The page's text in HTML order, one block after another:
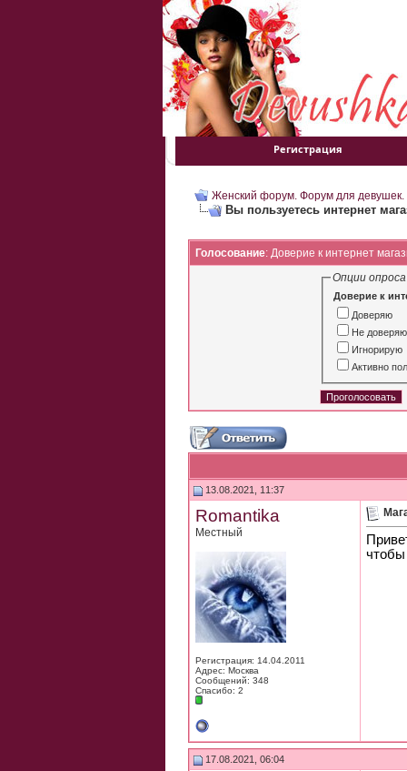
Регистрация
Женский форум. Форум для девушек.
Вы пользуетесь интернет
Голосование: Доверие к интернет
Опции опроса
Доверие к
Доверяю
Не доверяю
Игнорирую
Активно
13.08.2021, 11:37
Romantika
Местный
Регистрация: 14.04.2011
Адрес: Москва
Сообщений: 348
Спасибо: 2
чтобы
17.08.2021, 06:04